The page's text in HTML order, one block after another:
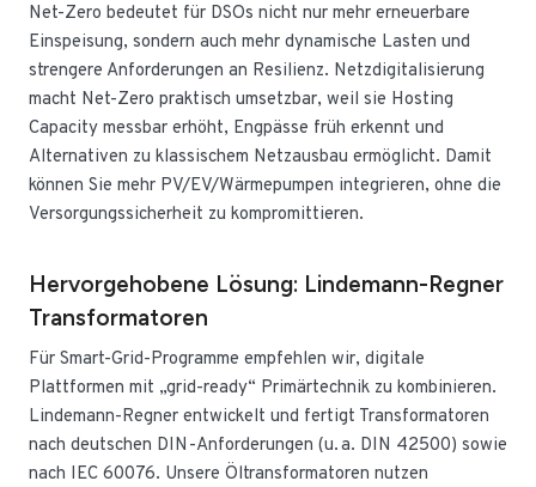
Net-Zero bedeutet für DSOs nicht nur mehr erneuerbare
Einspeisung, sondern auch mehr dynamische Lasten und
strengere Anforderungen an Resilienz. Netzdigitalisierung
macht Net-Zero praktisch umsetzbar, weil sie Hosting
Capacity messbar erhöht, Engpässe früh erkennt und
Alternativen zu klassischem Netzausbau ermöglicht. Damit
können Sie mehr PV/EV/Wärmepumpen integrieren, ohne die
Versorgungssicherheit zu kompromittieren.
Hervorgehobene Lösung: Lindemann-Regner
Transformatoren
Für Smart-Grid-Programme empfehlen wir, digitale
Plattformen mit „grid-ready“ Primärtechnik zu kombinieren.
Lindemann-Regner entwickelt und fertigt Transformatoren
nach deutschen DIN-Anforderungen (u. a. DIN 42500) sowie
nach IEC 60076. Unsere Öltransformatoren nutzen